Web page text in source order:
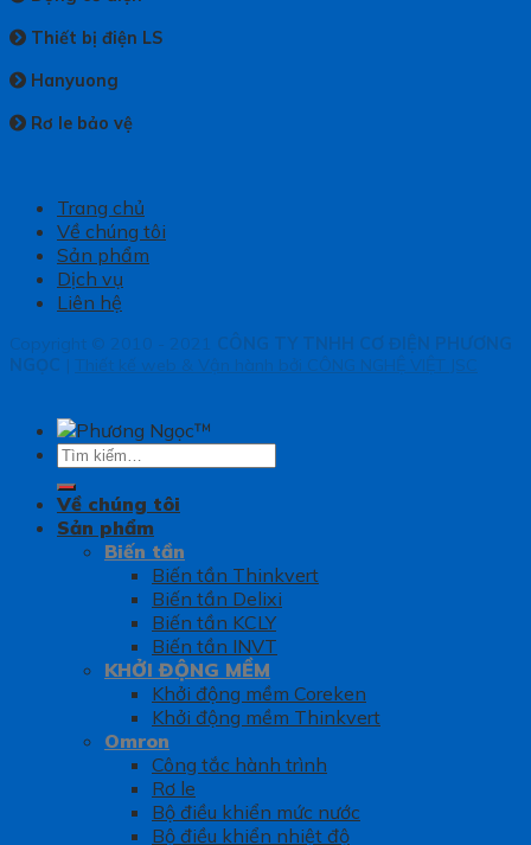
Thiết bị điện LS
Hanyuong
Rơ le bảo vệ
Trang chủ
Về chúng tôi
Sản phẩm
Dịch vụ
Liên hệ
Copyright © 2010 - 2021 CÔNG TY TNHH CƠ ĐIỆN PHƯƠNG
NGỌC | Thiết kế web & Vận hành bởi CÔNG NGHỆ VIỆT JSC
Tìm
Về chúng tôi
Sản phẩm
Biến tần
Biến tần Thinkvert
Biến tần Delixi
Biến tần KCLY
Biến tần INVT
KHỞI ĐỘNG MỀM
Khởi động mềm Coreken
Khởi động mềm Thinkvert
Omron
Công tắc hành trình
Rơ le
Bộ điều khiển mức nước
Bộ điều khiển nhiệt độ